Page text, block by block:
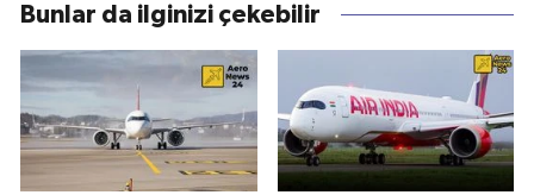
Bunlar da ilginizi çekebilir